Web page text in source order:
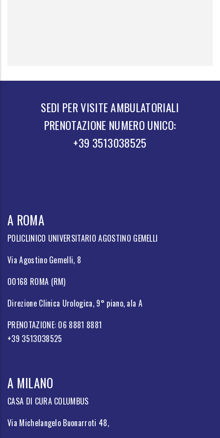
SEDI PER VISITE AMBULATORIALI
PRENOTAZIONE NUMERO UNICO:
+39 3513038525
A ROMA
POLICLINICO UNIVERSITARIO AGOSTINO GEMELLI
Via Agostino Gemelli, 8
00168 ROMA (RM)
Direzione Clinica Urologica, 9° piano, ala A
PRENOTAZIONE: 06 8881 8881
+39 3513038525
A MILANO
CASA DI CURA COLUMBUS
Via Michelangelo Buonarroti 48,